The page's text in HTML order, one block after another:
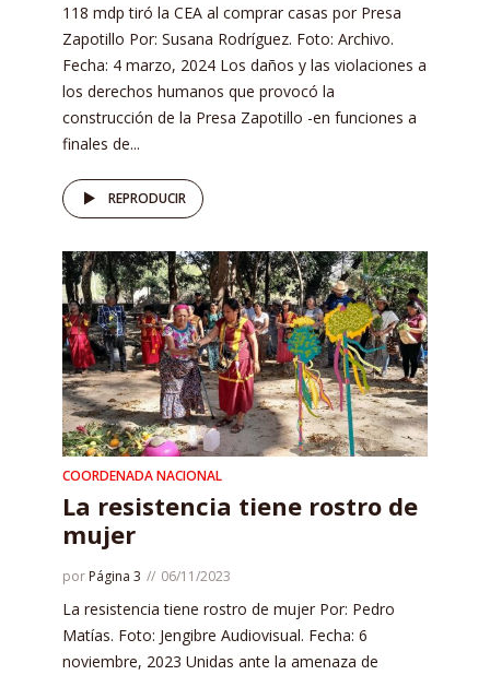
118 mdp tiró la CEA al comprar casas por Presa
Zapotillo Por: Susana Rodríguez. Foto: Archivo.
Fecha: 4 marzo, 2024 Los daños y las violaciones a
los derechos humanos que provocó la
construcción de la Presa Zapotillo -en funciones a
finales de...
REPRODUCIR
COORDENADA NACIONAL
La resistencia tiene rostro de
mujer
por Página 3 06/11/2023
La resistencia tiene rostro de mujer Por: Pedro
Matías. Foto: Jengibre Audiovisual. Fecha: 6
noviembre, 2023 Unidas ante la amenaza de